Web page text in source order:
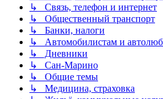
↳ Связь, телефон и интернет
↳ Общественный транспорт
↳ Банки, налоги
↳ Автомобилистам и
↳ Дневники
↳ Сан-Марино
↳ Общие темы
↳ Медицина, страховка